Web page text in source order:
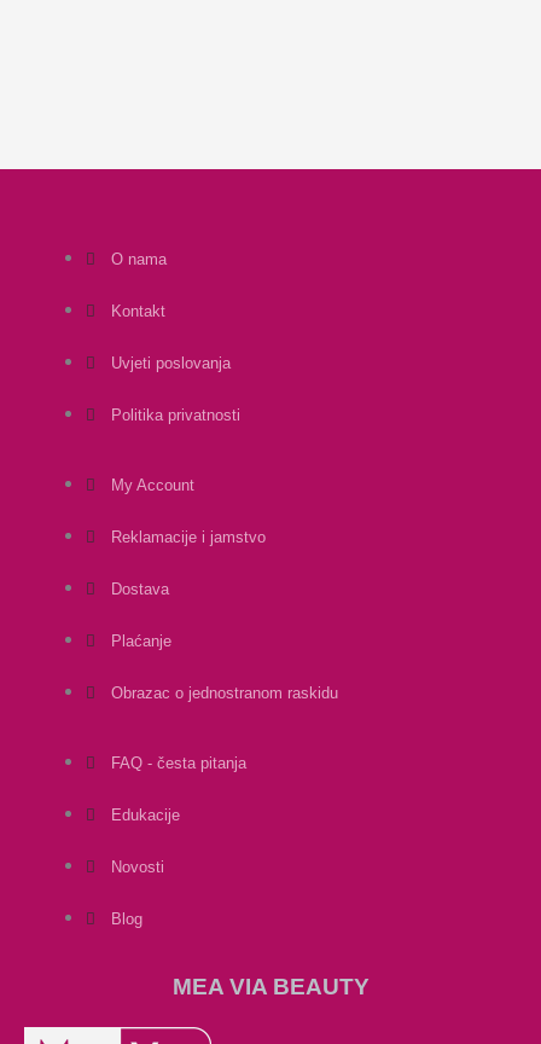
O nama
Kontakt
Uvjeti poslovanja
Politika privatnosti
My Account
Reklamacije i jamstvo
Dostava
Plaćanje
Obrazac o jednostranom raskidu
FAQ - česta pitanja
Edukacije
Novosti
Blog
MEA VIA BEAUTY